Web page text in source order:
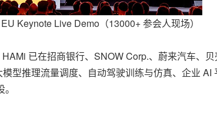
Keynote Live Demo（13000+ 参会人现场）
已在招商银行、SNOW Corp.、蔚来汽车、贝
型推理流量调度、自动驾驶训练与仿真、企业 AI